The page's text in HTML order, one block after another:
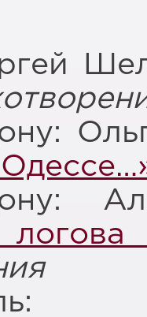
Дону: